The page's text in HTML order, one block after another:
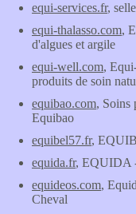
equi-services.fr,
equi-thalasso.com,
d'algues et argile
equi-well.com,
produits de soin
equibao.com, Soins
Equibao
equibel57.fr,
equida.fr, EQUIDA
equideos.com,
Cheval